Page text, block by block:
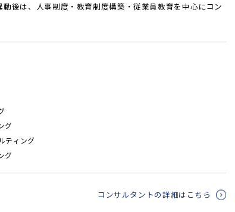
後は、人事制度・教育制度構築・従業員教育を中心にコン
グ
ティング
グ
コンサルタントの詳細はこちら